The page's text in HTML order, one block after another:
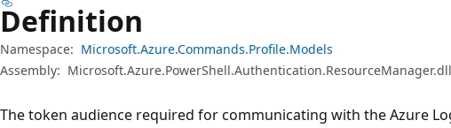
Definition
Namespace: Microsoft.Azure.Commands.Profile.Models
Assembly: Microsoft.Azure.PowerShell.Authentication.ResourceManager.dll
The token audience required for communicating with the Azure